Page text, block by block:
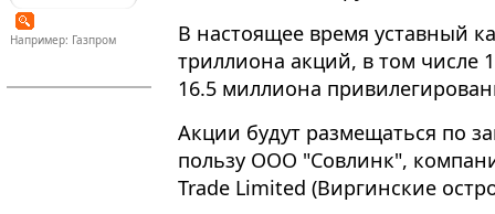
Например: Газпром
В настоящее время уставный
триллиона акций, в том числе
16.5 миллиона
Акции будут размещаться по
пользу ООО "Совлинк",
Trade Limited (Виргинские